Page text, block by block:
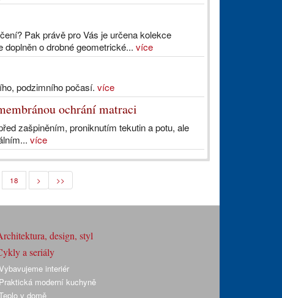
Pak právě pro Vás je určena kolekce
o drobné geometrické... více
podzimního počasí. více
ochrání matraci
zašpiněním, proniknutím tekutin a potu, ale
více
18 > >>
design, styl
a seriály
interiér
Praktická moderní kuchyně
v domě